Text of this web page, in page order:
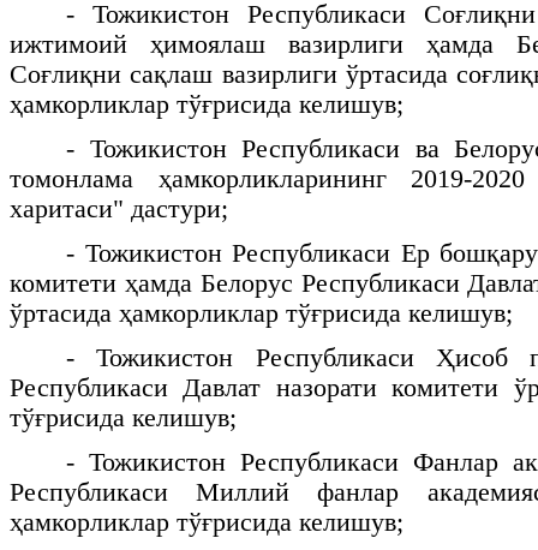
- Тожикистон Республикаси
ижтимоий ҳимоялаш вазирлиги ҳамда
Соғлиқни сақлаш вазирлиги ўртасида
ҳамкорликлар тўғрисида келишув;
- Тожикистон Республикаси ва
томонлама ҳамкорликларининг 2019-
харитаси" дастури;
- Тожикистон Республикаси Ер
комитети ҳамда Белорус Республикаси
ўртасида ҳамкорликлар тўғрисида келишув;
- Тожикистон Республикаси Ҳисоб
Республикаси Давлат назорати комитети
тўғрисида келишув;
- Тожикистон Республикаси Фанлар
Республикаси Миллий фанлар
ҳамкорликлар тўғрисида келишув;